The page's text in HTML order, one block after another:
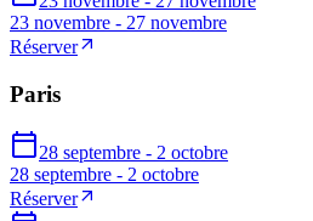
23 novembre - 27 novembre
Réserver
Paris
28 septembre - 2 octobre
28 septembre - 2 octobre
Réserver